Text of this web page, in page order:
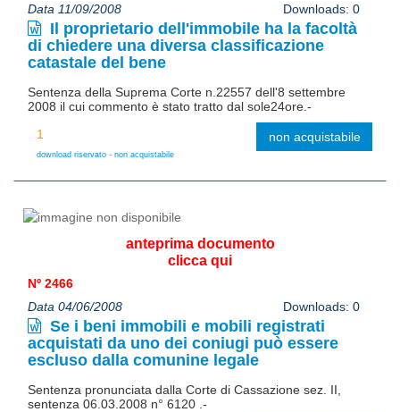
Data 11/09/2008
Downloads: 0
Il proprietario dell'immobile ha la facoltà
di chiedere una diversa classificazione
catastale del bene
Sentenza della Suprema Corte n.22557 dell'8 settembre
2008 il cui commento è stato tratto dal sole24ore.-
download riservato - non acquistabile
non acquistabile
anteprima documento
clicca qui
Nº 2466
Data 04/06/2008
Downloads: 0
Se i beni immobili e mobili registrati
acquistati da uno dei coniugi può essere
escluso dalla comunine legale
Sentenza pronunciata dalla Corte di Cassazione sez. II,
sentenza 06.03.2008 n° 6120 .-